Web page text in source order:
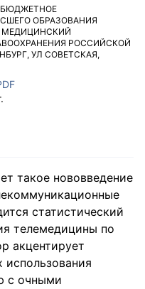
БЮДЖЕТНОЕ
ОБРАЗОВАНИЯ
МЕДИЦИНСКИЙ
РОССИЙСКОЙ
, УЛ СОВЕТСКАЯ,
такое нововведение
статистический
телемедицины по
акцентирует
с очными